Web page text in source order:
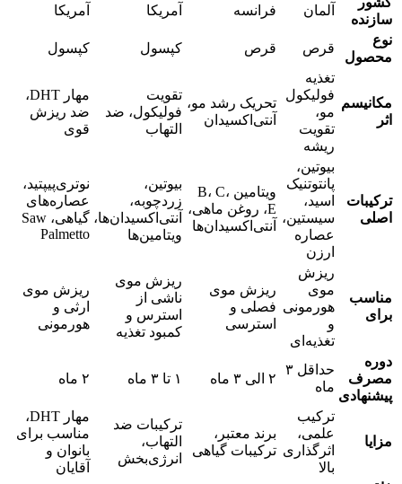
سازنده
آلمان فرانسه آمریکا
آمریکا
نوع
محصول
قرص قرص کپسول کپسول
مکانیسم
اثر
تغذیه
فولیکول
مو،
تقویت
ریشه
تحریک رشد مو،
آنتی‌اکسیدان
تقویت
فولیکول، ضد
التهاب
مهار DHT،
ضد ریزش
قوی
ترکیبات
اصلی
بیوتین،
پانتوتنیک
اسید،
سیستین،
عصاره
ارزن
ویتامین B، C،
E، روغن ماهی،
آنتی‌اکسیدان‌ها
بیوتین،
زردچوبه،
آنتی‌اکسیدان‌ها،
ویتامین‌ها
نوتری‌پیپتید،
عصاره‌های
گیاهی، Saw
Palmetto
مناسب
برای
ریزش
موی
هورمونی
و
تغذیه‌ای
ریزش موی
فصلی و
استرسی
ریزش موی
ناشی از
استرس و
کمبود تغذیه
ریزش موی
ارثی و
هورمونی
دوره
مصرف
پیشنهادی
حداقل ۳
ماه
۲ الی ۳ ماه ۱ تا ۳ ماه ۲ ماه
مزایا
ترکیب
علمی،
اثرگذاری
بالا
برند معتبر،
ترکیبات گیاهی
ترکیبات ضد
التهاب،
انرژی‌بخش
مهار DHT،
مناسب برای
بانوان و
آقایان